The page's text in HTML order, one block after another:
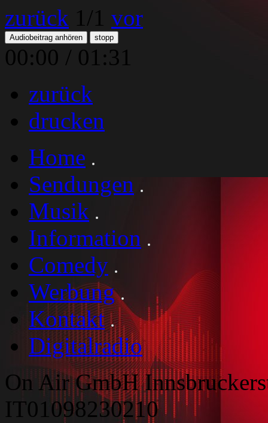
zurück 1 /1 vor
Audiobeitrag anhören stopp
00:00 / 01:31
zurück
drucken
Home
Sendungen
Musik
Information
Comedy
Werbung
Kontakt
Digitalradio
On Air GmbH
IT01098230210